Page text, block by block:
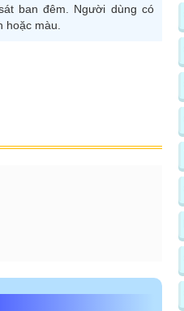
ban đêm. Người dùng có
hoặc màu.